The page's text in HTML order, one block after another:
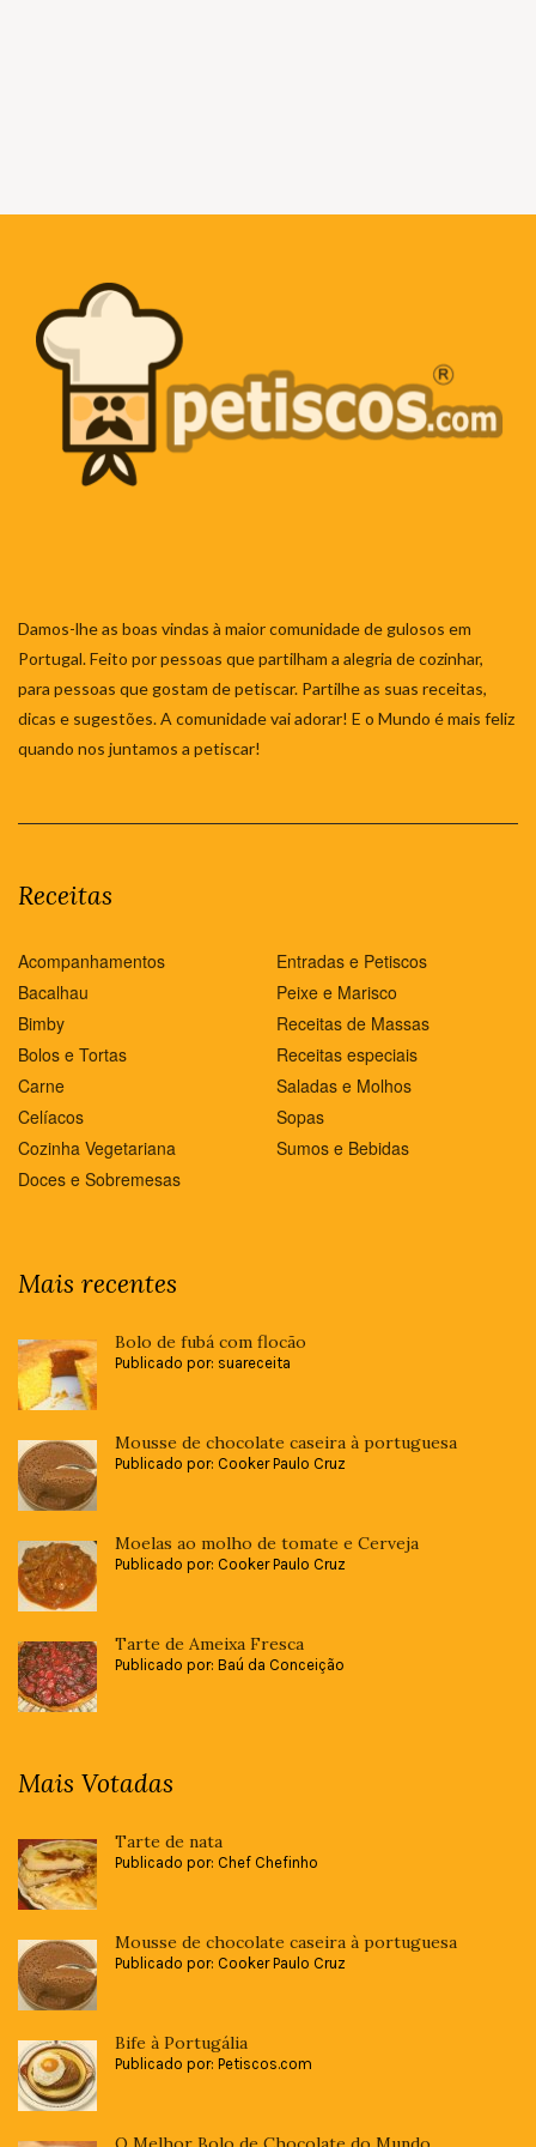
Damos-lhe as boas vindas à maior comunidade de gulosos em
Portugal. Feito por pessoas que partilham a alegria de cozinhar,
para pessoas que gostam de petiscar. Partilhe as suas receitas,
dicas e sugestões. A comunidade vai adorar! E o Mundo é mais feliz
quando nos juntamos a petiscar!
Receitas
Acompanhamentos
Bacalhau
Bimby
Bolos e Tortas
Carne
Celíacos
Cozinha Vegetariana
Doces e Sobremesas
Entradas e Petiscos
Peixe e Marisco
Receitas de Massas
Receitas especiais
Saladas e Molhos
Sopas
Sumos e Bebidas
Mais recentes
Bolo de fubá com flocão
Publicado por: suareceita
Mousse de chocolate caseira à portuguesa
Publicado por: Cooker Paulo Cruz
Moelas ao molho de tomate e Cerveja
Publicado por: Cooker Paulo Cruz
Tarte de Ameixa Fresca
Publicado por: Baú da Conceição
Mais Votadas
Tarte de nata
Publicado por: Chef Chefinho
Mousse de chocolate caseira à portuguesa
Publicado por: Cooker Paulo Cruz
Bife à Portugália
Publicado por: Petiscos.com